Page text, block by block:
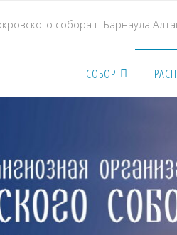
собора г. Барнаула
СОБОР